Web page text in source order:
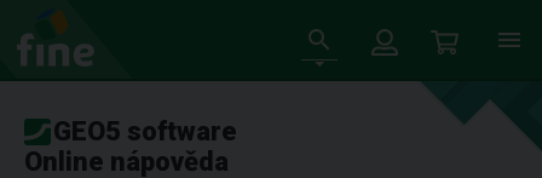
GEO5 software
Online nápověda